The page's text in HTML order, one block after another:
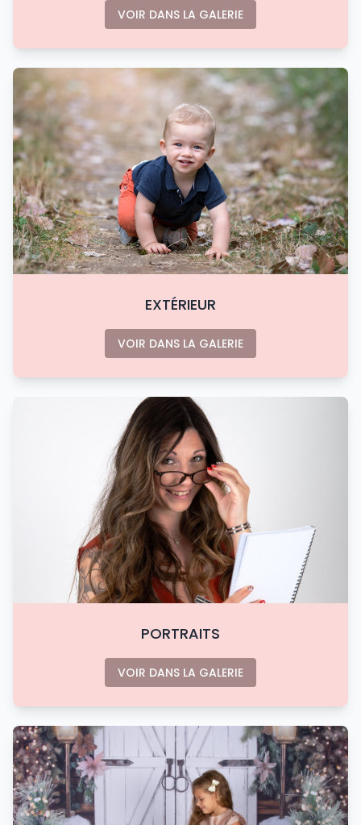
VOIR DANS LA GALERIE
EXTÉRIEUR
VOIR DANS LA GALERIE
PORTRAITS
VOIR DANS LA GALERIE